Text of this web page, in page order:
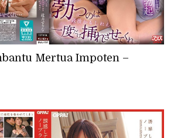
Mertua Impoten –